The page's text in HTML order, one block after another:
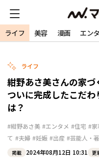
ライフ 美容 漫画 エン
ライフ
紺野あさ美さんの家づ
ついに完成したこだ
は？
#紺野あさ美 #エンタメ #住宅 #家
て #夫婦 #妊娠 #出産 #芸能人・
掲載 2024年08月12日 10:31 更